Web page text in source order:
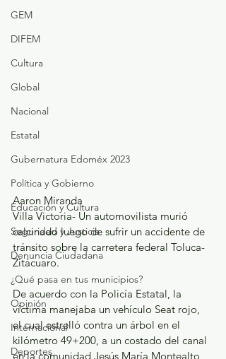
GEM
DIFEM
Cultura
Global
Nacional
Estatal
Gubernatura Edoméx 2023
Política y Gobierno
Educación y Cultura
Seguridad y Justicia
Denuncia Ciudadana
¿Qué pasa en tus municipios?
Opinión
Internacional
Deportes
Aaron Miranda
Villa Victoria- Un automovilista murió
calcinado luego de sufrir un accidente de
tránsito sobre la carretera federal Toluca-
Zitácuaro.
De acuerdo con la Policía Estatal, la
víctima manejaba un vehículo Seat rojo,
el cual estrelló contra un árbol en el
kilómetro 49+200, a un costado del canal
en la comunidad Jesús María Montealto,